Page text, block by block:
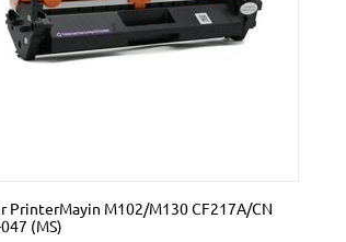
PrinterMayin M102/M130 CF217A/CN
(MS)